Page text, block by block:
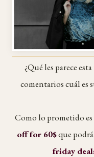
¿Qué les parece
comentarios cuál es
Como lo prometido es
off for 60$que
friday